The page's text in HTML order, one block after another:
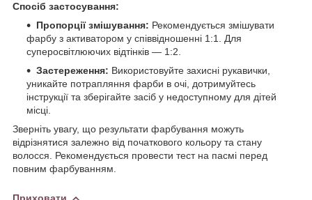
Спосіб застосування:
Пропорції змішування: Рекомендується змішувати
фарбу з активатором у співвідношенні 1:1. Для
суперосвітлюючих відтінків — 1:2.
Застереження: Використовуйте захисні рукавички,
уникайте потрапляння фарби в очі, дотримуйтесь
інструкції та зберігайте засіб у недоступному для дітей
місці.
Зверніть увагу, що результати фарбування можуть
відрізнятися залежно від початкового кольору та стану
волосся. Рекомендується провести тест на пасмі перед
повним фарбуванням.
Приховати